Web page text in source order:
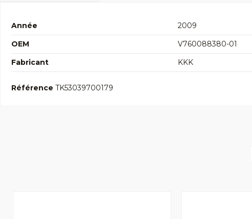
Année
2009
OEM
V760088380-01
Fabricant
KKK
Référence TK53039700179